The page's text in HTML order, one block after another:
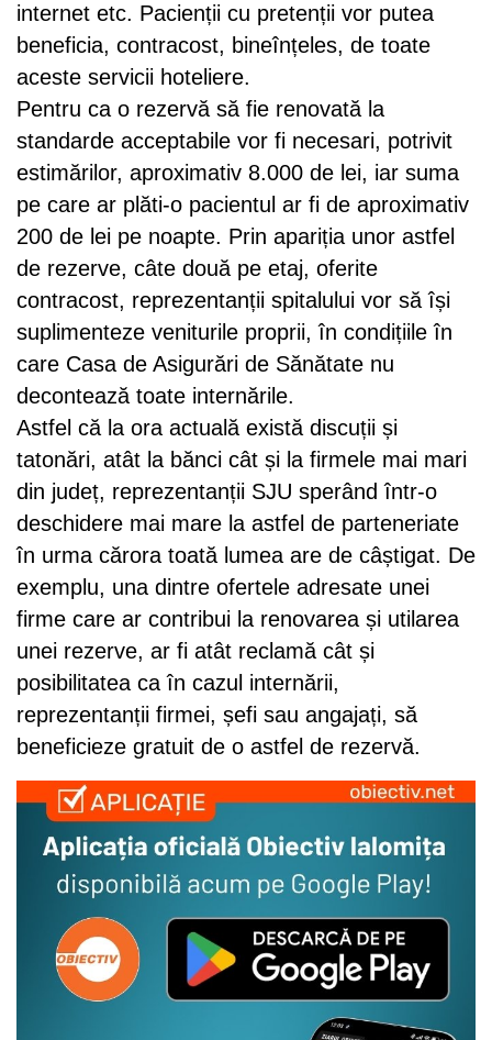
internet etc. Pacienții cu pretenții vor putea
beneficia, contracost, bineînțeles, de toate
aceste servicii hoteliere.
Pentru ca o rezervă să fie renovată la
standarde acceptabile vor fi necesari, potrivit
estimărilor, aproximativ 8.000 de lei, iar suma
pe care ar plăti-o pacientul ar fi de aproximativ
200 de lei pe noapte. Prin apariția unor astfel
de rezerve, câte două pe etaj, oferite
contracost, reprezentanții spitalului vor să își
suplimenteze veniturile proprii, în condițiile în
care Casa de Asigurări de Sănătate nu
decontează toate internările.
Astfel că la ora actuală există discuții și
tatonări, atât la bănci cât și la firmele mai mari
din județ, reprezentanții SJU sperând într-o
deschidere mai mare la astfel de parteneriate
în urma cărora toată lumea are de câștigat. De
exemplu, una dintre ofertele adresate unei
firme care ar contribui la renovarea și utilarea
unei rezerve, ar fi atât reclamă cât și
posibilitatea ca în cazul internării,
reprezentanții firmei, șefi sau angajați, să
beneficieze gratuit de o astfel de rezervă.